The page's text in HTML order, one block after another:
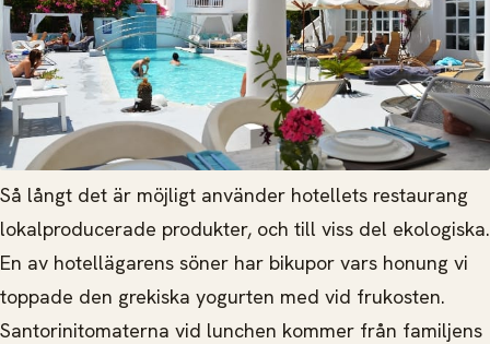
Så långt det är möjligt använder hotellets restaurang
lokalproducerade produkter, och till viss del ekologiska.
En av hotellägarens söner har bikupor vars honung vi
toppade den grekiska yogurten med vid frukosten.
Santorinitomaterna vid lunchen kommer från familjens